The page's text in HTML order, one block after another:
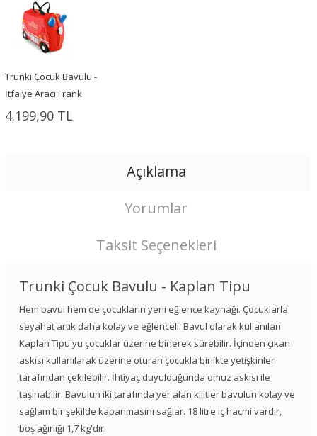
Trunki Çocuk Bavulu -
İtfaiye Aracı Frank
4.199,90 TL
Açıklama
Yorumlar
Taksit Seçenekleri
Trunki Çocuk Bavulu - Kaplan Tipu
Hem bavul hem de çocukların yeni eğlence kaynağı. Çocuklarla
seyahat artık daha kolay ve eğlenceli. Bavul olarak kullanılan
Kaplan Tipu'yu çocuklar üzerine binerek sürebilir. İçinden çıkan
askısı kullanılarak üzerine oturan çocukla birlikte yetişkinler
tarafından çekilebilir. İhtiyaç duyulduğunda omuz askısı ile
taşınabilir. Bavulun iki tarafında yer alan kilitler bavulun kolay ve
sağlam bir şekilde kapanmasını sağlar. 18 litre iç hacmi vardır,
boş ağırlığı 1,7 kg'dır.